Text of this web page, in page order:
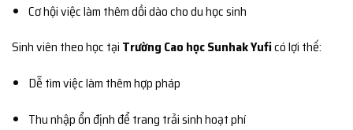
Cơ hội việc làm thêm dồi dào cho du học sinh
Sinh viên theo học tại Trường Cao học Sunhak Yuficó lợi thế:
Dễ tìm việc làm thêm hợp pháp
Thu nhập ổn định để trang trải sinh hoạt phí